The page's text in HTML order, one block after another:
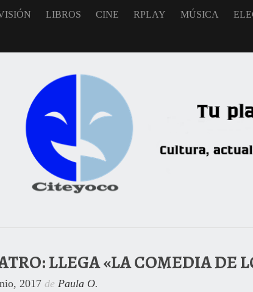
LIBROS CINE RPLAY MÚSICA
LLEGA «LA COMEDIA DE
2017 de Paula O.